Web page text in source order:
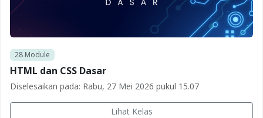
28Module
HTML dan CSS Dasar
Diselesaikan pada: Rabu, 27 Mei 2026 pukul 15.07
Lihat Kelas